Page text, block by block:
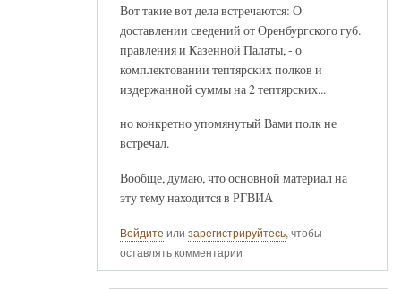
Вот такие вот дела встречаются: О
доставлении сведений от Оренбургского губ.
правления и Казенной Палаты, - о
комплектовании тептярских полков и
издержанной суммы на 2 тептярских...
но конкретно упомянутый Вами полк не
встречал.
Вообще, думаю, что основной материал на
эту тему находится в РГВИА
Войдите или зарегистрируйтесь, чтобы
оставлять комментарии